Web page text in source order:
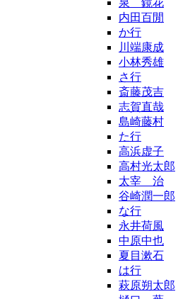
内田百閒
か行
川端康成
小林秀雄
さ行
斎藤茂吉
志賀直哉
島崎藤村
た行
高浜虚子
高村光太郎
太宰 治
谷崎潤一郎
な行
永井荷風
中原中也
夏目漱石
は行
萩原朔太郎